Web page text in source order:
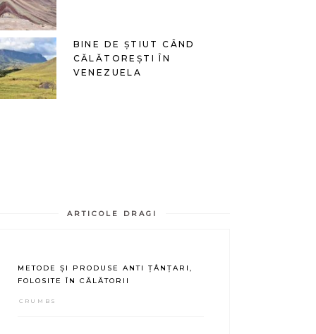
BINE DE ȘTIUT CÂND
CĂLĂTOREȘTI ÎN
VENEZUELA
ARTICOLE DRAGI
METODE ȘI PRODUSE ANTI ȚÂNȚARI,
FOLOSITE ÎN CĂLĂTORII
CRUMBS